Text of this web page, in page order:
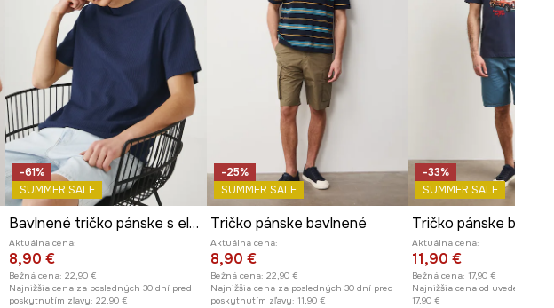
Pozrite si rozmery produktu
-61%
SUMMER SALE
Bavlnené tričko pánske s elastanom vrúbkovaný tmavomodrá farba
Aktuálna cena:
8,90 €
Bežná cena: 22,90 €
Najnižšia cena za posledných 30 dní pred
poskytnutím zľavy: 22,90 €
-25%
SUMMER SALE
Tričko pánske bavlnené
Aktuálna cena:
8,90 €
Bežná cena: 22,90 €
Najnižšia cena za posledných 30 dní pred
poskytnutím zľavy: 11,90 €
-33%
SUMMER SALE
Aktuálna cena:
11,90 €
Bežná cena: 17,90 €
Najnižšia cena od uvedenia do
17,90 €